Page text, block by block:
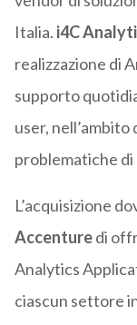
Italia. i4C
realizzazione di
supporto
user,
problematiche di
L’acquisizione
Accenturedi
Analytics
ciascun settore